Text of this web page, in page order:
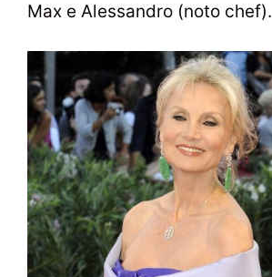
Max e Alessandro (noto chef).